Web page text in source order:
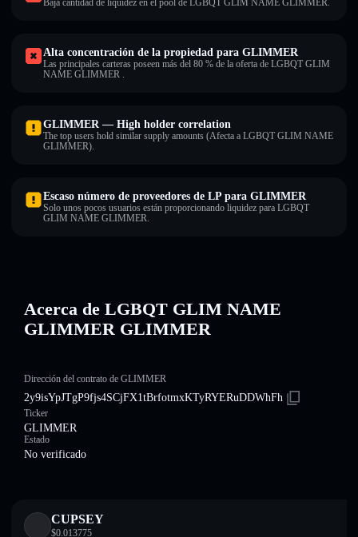
Baja cantidad de liquidez en el pool de LGBQT GLIM NAME GLIMMER.
Alta concentración de la propiedad para GLIMMER
Las principales carteras poseen más del 80 % de la oferta de LGBQT GLIM
NAME GLIMMER .
GLIMMER — High holder correlation
The top users hold similar supply amounts (Afecta a LGBQT GLIM NAME
GLIMMER).
Escaso número de proveedores de LP para GLIMMER
Solo unos pocos usuarios están proporcionando liquidez para LGBQT
GLIM NAME GLIMMER.
Acerca de LGBQT GLIM NAME
GLIMMER GLIMMER
Dirección del contrato de GLIMMER
2y9isYpJTgP9fjs4SCjFX1tBrfotmxKTyRYERuDDWhFh
Ticker
GLIMMER
Estado
No verificado
CUPSEY
$0.013775